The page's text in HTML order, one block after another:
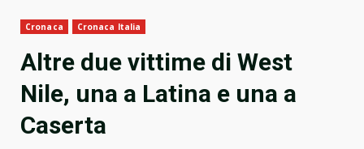
Cronaca Cronaca Italia
Altre due vittime di West
Nile, una a Latina e una a
Caserta